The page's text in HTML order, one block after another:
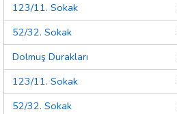
123/11. Sokak
52/32. Sokak
Dolmuş Durakları
123/11. Sokak
52/32. Sokak